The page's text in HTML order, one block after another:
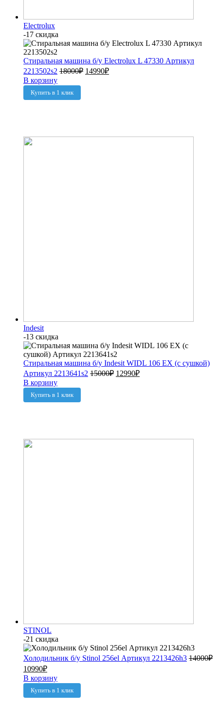
Electrolux
-17 скидка
Стиральная машина б/у Electrolux L 47330 Артикул
2213502s2 18000₽ 14990₽
В корзину
Купить в 1 клик
Indesit
-13 скидка
Стиральная машина б/у Indesit WIDL 106 EX (с сушкой)
Артикул 2213641s2 15000₽ 12990₽
В корзину
Купить в 1 клик
STINOL
-21 скидка
Холодильник б/у Stinol 256el Артикул 2213426h3 14000₽
10990₽
В корзину
Купить в 1 клик